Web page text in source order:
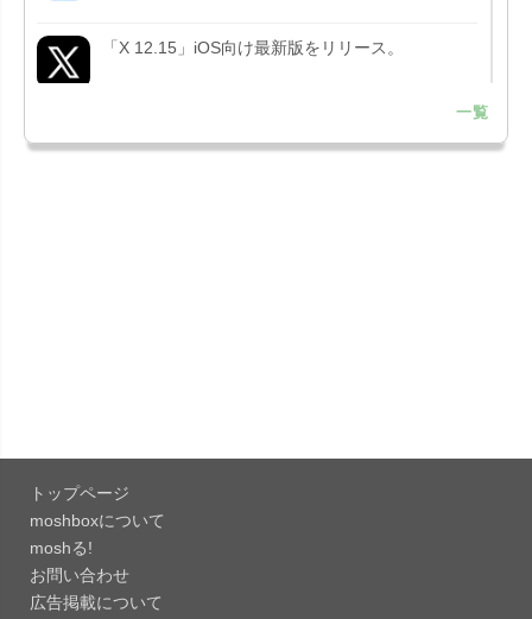
「X 12.15」iOS向け最新版をリリース。
Liguid G...
「Evernote 11.28.2」Mac向け最新版をリリー
ス。AIプロ...
「Minecraft: クラフト、建築、サバイバル
26.40」iOS向...
一覧
トップページ
moshboxについて
moshる!
お問い合わせ
広告掲載について